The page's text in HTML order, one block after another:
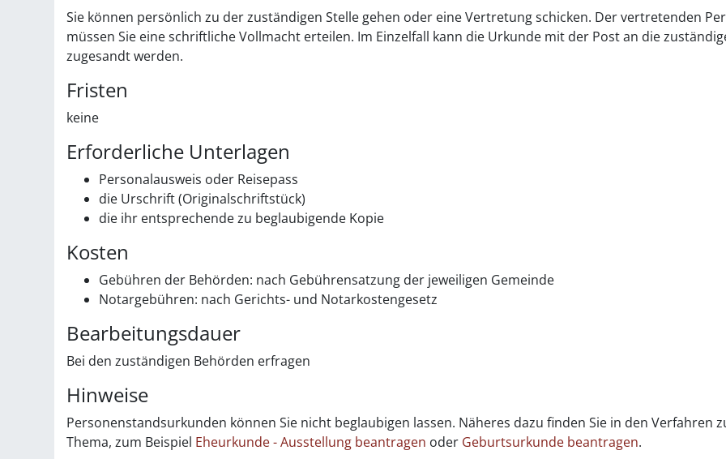
Sie können persönlich zu der zuständigen Stelle gehen oder eine Vertretung schicken. Der vertretenden
müssen Sie eine schriftliche Vollmacht erteilen. Im Einzelfall kann die Urkunde mit der Post an die
zugesandt werden.
Fristen
keine
Erforderliche Unterlagen
Personalausweis oder Reisepass
die Urschrift (Originalschriftstück)
die ihr entsprechende zu beglaubigende Kopie
Kosten
Gebühren der Behörden: nach Gebührensatzung der jeweiligen Gemeinde
Notargebühren: nach Gerichts- und Notarkostengesetz
Bearbeitungsdauer
Bei den zuständigen Behörden erfragen
Hinweise
Personenstandsurkunden können Sie nicht beglaubigen lassen. Näheres dazu finden Sie in den Verfahren
Thema, zum Beispiel Eheurkunde - Ausstellung beantragen oder Geburtsurkunde beantragen.